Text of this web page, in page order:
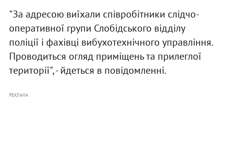
"За адресою виїхали співробітники слідчо-
оперативної групи Слобідського відділу
поліції і фахівці вибухотехнічного управління.
Проводиться огляд приміщень та прилеглої
території", - йдеться в повідомленні.
РЕКЛАМА